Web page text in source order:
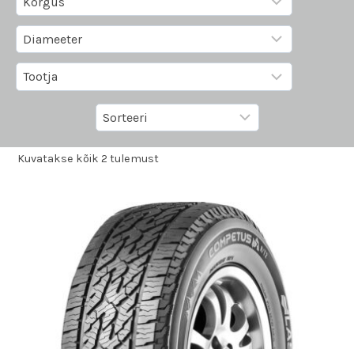
Kuvatakse kõik 2 tulemust